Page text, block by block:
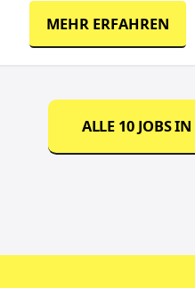
MEHR ERFAHREN
ALLE 10JOBS IN